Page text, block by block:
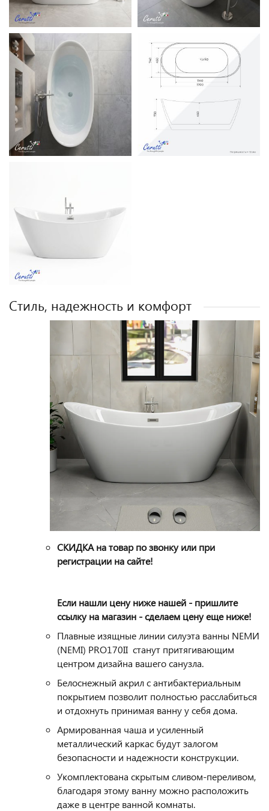
Стиль, надежность и комфорт
СКИДКА на товар по звонку или при
регистрации на сайте!
Если нашли цену ниже нашей - пришлите
ссылку на магазин - сделаем цену еще ниже!
Плавные изящные линии силуэта ванны NЕМИ
(NEMI) PRO170II станут притягивающим
центром дизайна вашего санузла.
Белоснежный акрил с антибактериальным
покрытием позволит полностью расслабиться
и отдохнуть принимая ванну у себя дома.
Армированная чаша и усиленный
металлический каркас будут залогом
безопасности и надежности конструкции.
Укомплектована скрытым сливом-переливом,
благодаря этому ванну можно расположить
даже в центре ванной комнаты.